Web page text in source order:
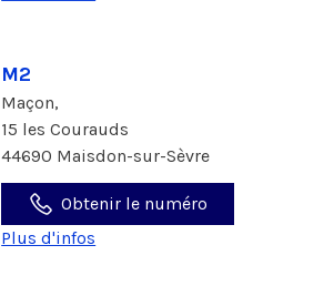
M2
Maçon,
15 les Courauds
44690 Maisdon-sur-Sèvre
Obtenir le numéro
Plus d'infos